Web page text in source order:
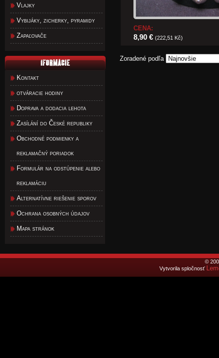
Vlajky
Vybijáky, zicherky, pyramidy
Zapaľovače
Kontakt
otváracie hodiny
Doprava a dodacia lehota
Zasílání do České republiky
Obchodné podmienky a
reklamačný poriadok
Formulár na odstúpenie alebo
reklamáciu
Alternatívne riešenie sporov
Ochrana osobných údajov
Mapa stránok
CENA:
8,90 € (222,51 Kč)
Zoradené podľa
©
Vytvorila spločnosť